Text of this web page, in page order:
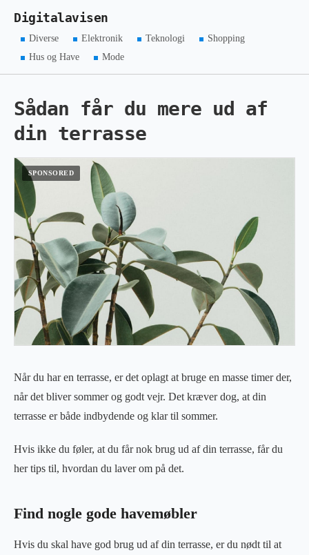
Digitalavisen
Diverse Elektronik Teknologi
Shopping
Hus og Have
Mode
Sådan får du mere ud af
din terrasse
Når du har en terrasse, er det oplagt at bruge en masse timer der,
når det bliver sommer og godt vejr. Det kræver dog, at din
terrasse er både indbydende og klar til sommer.
Hvis ikke du føler, at du får nok brug ud af din terrasse, får du
her tips til, hvordan du laver om på det.
Find nogle gode havemøbler
Hvis du skal have god brug ud af din terrasse, er du nødt til at